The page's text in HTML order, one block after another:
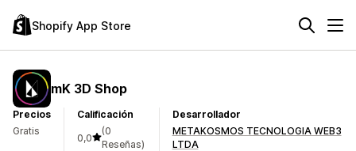
Shopify App Store
mK 3D Shop
Precios
Gratis
Calificación
0,0
(0
Reseñas)
Desarrollador
METAKOSMOS TECNOLOGIA WEB3
LTDA